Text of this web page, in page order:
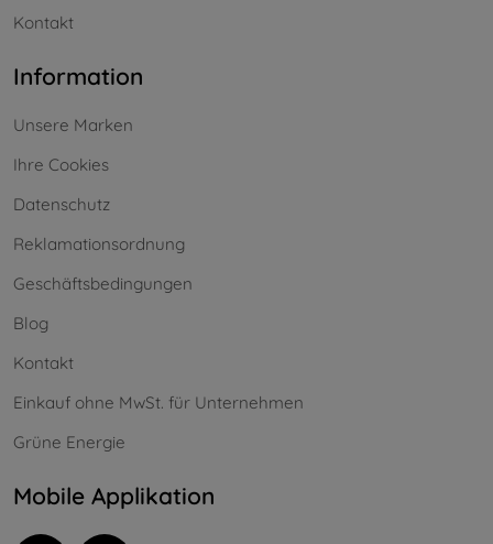
Kontakt
Information
Unsere Marken
Ihre Cookies
Datenschutz
Reklamationsordnung
Geschäftsbedingungen
Blog
Kontakt
Einkauf ohne MwSt. für Unternehmen
Grüne Energie
Mobile Applikation